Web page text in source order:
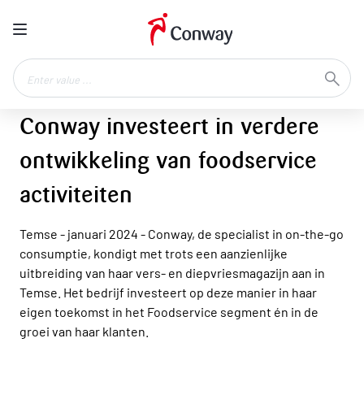
Conway investeert in verdere
ontwikkeling van foodservice
activiteiten
Temse - januari 2024 - Conway, de specialist in on-the-go
consumptie, kondigt met trots een aanzienlijke
uitbreiding van haar vers- en diepvriesmagazijn aan in
Temse. Het bedrijf investeert op deze manier in haar
eigen toekomst in het Foodservice segment én in de
groei van haar klanten.